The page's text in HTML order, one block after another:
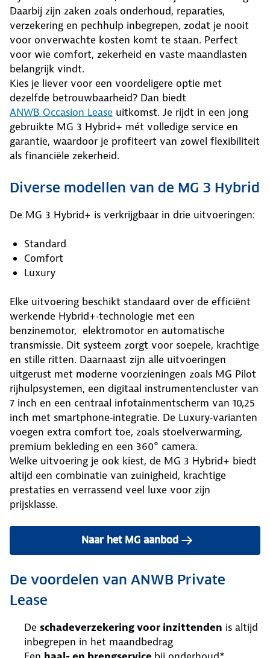
Daarbij zijn zaken zoals onderhoud, reparaties,
verzekering en pechhulp inbegrepen, zodat je nooit
voor onverwachte kosten komt te staan. Perfect
voor wie comfort, zekerheid en vaste maandlasten
belangrijk vindt.
Kies je liever voor een voordeligere optie met
dezelfde betrouwbaarheid? Dan biedt
ANWB Occasion Lease uitkomst. Je rijdt in een jong
gebruikte MG 3 Hybrid+ mét volledige service en
garantie, waardoor je profiteert van zowel flexibiliteit
als financiële zekerheid.
Diverse modellen van de MG 3 Hybrid
De MG 3 Hybrid+ is verkrijgbaar in drie uitvoeringen:
Standard
Comfort
Luxury
Elke uitvoering beschikt standaard over de efficiënt
werkende Hybrid+‑technologie met een
benzinemotor, elektromotor en automatische
transmissie. Dit systeem zorgt voor soepele, krachtige
en stille ritten. Daarnaast zijn alle uitvoeringen
uitgerust met moderne voorzieningen zoals MG Pilot
rijhulpsystemen, een digitaal instrumentencluster van
7 inch en een centraal infotainmentscherm van 10,25
inch met smartphone‑integratie. De Luxury‑varianten
voegen extra comfort toe, zoals stoelverwarming,
premium bekleding en een 360° camera.
Welke uitvoering je ook kiest, de MG 3 Hybrid+ biedt
altijd een combinatie van zuinigheid, krachtige
prestaties en verrassend veel luxe voor zijn
prijsklasse.
Naar het MG aanbod
De voordelen van ANWB Private
Lease
De schadeverzekering voor inzittenden is altijd
inbegrepen in het maandbedrag